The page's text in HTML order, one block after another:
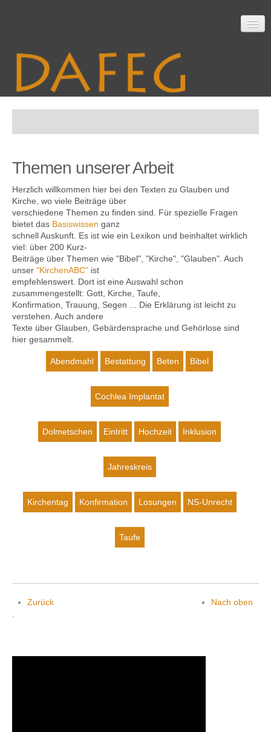
Mitarbeit
Material
Themen
Kontakt
Themen unserer Arbeit
Herzlich willkommen hier bei den Texten zu Glauben und
Kirche, wo viele Beiträge über
verschiedene Themen zu finden sind. Für spezielle Fragen
bietet das Basiswissen ganz
schnell Auskunft. Es ist wie ein Lexikon und beinhaltet wirklich
viel: über 200 Kurz-
Beiträge über Themen wie "Bibel", "Kirche", "Glauben". Auch
unser "KirchenABC" ist
empfehlenswert. Dort ist eine Auswahl schon
zusammengestellt: Gott, Kirche, Taufe,
Konfirmation, Trauung, Segen ... Die Erklärung ist leicht zu
verstehen. Auch andere
Texte über Glauben, Gebärdensprache und Gehörlose sind
hier gesammelt.
Abendmahl Bestattung Beten Bibel
Cochlea Implantat
Dolmetschen Eintritt Hochzeit Inklusion
Jahreskreis
Kirchentag Konfirmation Losungen NS-Unrecht
Taufe
Zurück
Nach oben